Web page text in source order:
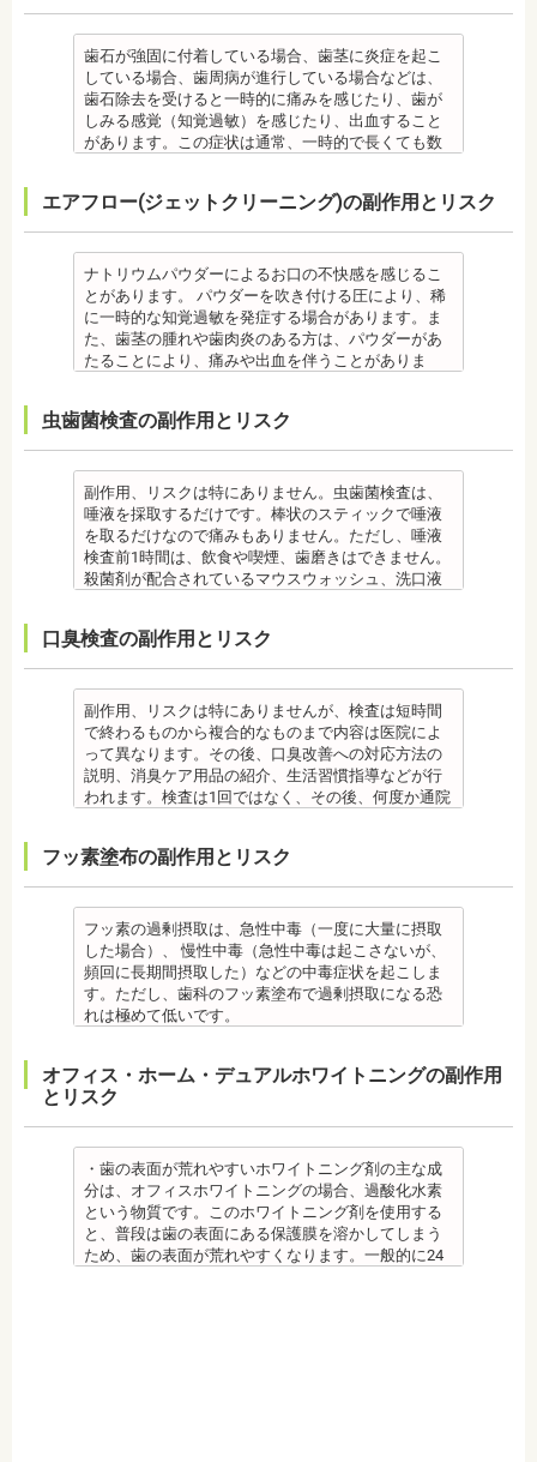
事
周病の予防にはなりません。
毎日のブラッシングなどは継続して行う必要があり
ます。 備考 自宅で、歯磨きをしていても、落とすこ
との出来ない汚れや、歯石の元となる歯垢・バイオ
フィルムを歯科で専門の機器・技術によって除去す
る技術です。
クリーニング後にフッ素塗布を行えば、より虫歯予
【プロフィール】
新潟大学医歯学総合病院にて研修
都内歯科医院にて勤務
歯石が強固に付着している場合、歯茎に炎症を起こ
している場合、歯周病が進行している場合などは、
歯石除去を受けると一時的に痛みを感じたり、歯が
しみる感覚（知覚過敏）を感じたり、出血すること
があります。この症状は通常、一時的で長くても数
鳴り響きます。機器は歯石が多い人、広範囲に歯石
が付いている人に使われるのですが、高音が苦手な
人は音を我慢する必要があります。 備考 歯石とは、
歯垢が石のように固くなって歯と歯の間や歯の表
面、歯茎と歯の隙間などにこびりついたものです。
唾液腺開口部の近くにある歯に特に着きやすく、具
体的には「下の前歯の裏側」や「上の奥歯の外側」
によく見られます。 歯石になると自宅でのブラッシ
石の前段階です。歯垢の段階であれば歯ブラシで簡
が経過すると歯石になって歯周病を進行させてしま
います。歯科での歯石除去は、専門の機器を使用
し、歯石を取り除くことができます。
歯石を取り除けば、歯周病の治療となり歯のぐらつ
き、歯茎の出血、口臭などが改善できます。
監修医情報 菊地由利佳先生
【プロフィール】
新潟大学医歯学総合病院にて研修 都内歯科医院にて
エアフロー(ジェットクリーニング)の副作用とリスク
ナトリウムパウダーによるお口の不快感を感じるこ
とがあります。 パウダーを吹き付ける圧により、稀
に一時的な知覚過敏を発症する場合があります。ま
た、歯茎の腫れや歯肉炎のある方は、パウダーがあ
たることにより、痛みや出血を伴うことがありま
きれない場合があります。
また、エアフローは外来性の着色は落としますが、
本来の歯の色自体は白くできません。歯自体を白く
したい場合にはホワイトニングが有効です。 着色汚
れはエアフロー後に再付着することもあります。継
続的効果を得るには、定期的な施術が必要です。
エアフローは、着色を落とす審美目的として行われ
るため、健康保険の適用外となり自由診療となりま
フローを受けられない人もいます。
エアフローは、歯面清掃を行う機器です。細かなパ
ウダー粒子をジェット噴射で歯に吹き付け、歯にこ
びりついた汚れを落とすことができます。 歯科で主
に歯の着色やタバコのヤニ除去の用途として使われ
ていますが、歯周ポケット内の歯周病の細菌除去に
も効果があります。
監修医情報 菊地由利佳先生
日本歯科大学新潟生命歯学部卒業
虫歯菌検査の副作用とリスク
副作用、リスクは特にありません。虫歯菌検査は、
唾液を採取するだけです。棒状のスティックで唾液
を取るだけなので痛みもありません。ただし、唾液
検査前1時間は、飲食や喫煙、歯磨きはできません。
殺菌剤が配合されているマウスウォッシュ、洗口液
また検査1ヶ月以内に抗生物質を使用している場合も
正確な結果が出ないことがあるので時期を延ばす場
合もあります。健康保険の適用外となり自由診療と
なります。
備考
ご自身の唾液の量、性質、虫歯の原因菌の量を知
り、虫歯予防とセルフケア強化を目的とした検査で
す。
になる程歯が溶けやすい）
た、よく噛んでいるか、甘いものを摂る頻度なども
同時に確認します。
監修医情報 菊地由利佳先生
【プロフィール】
日本歯科大学新潟生命歯学部卒業
新潟大学医歯学総合病院にて研修
都内歯科医院にて勤務
口臭検査の副作用とリスク
副作用、リスクは特にありませんが、検査は短時間
で終わるものから複合的なものまで内容は医院によ
って異なります。その後、口臭改善への対応方法の
説明、消臭ケア用品の紹介、生活習慣指導などが行
われます。検査は1回ではなく、その後、何度か通院
備考
口臭は、体調や病気と関わりがあることも多く、口
臭で悩んでいる場合はその関連性も合わせて検査が
必要です。また、よく食べる食べ物、ブラッシング
不足、喫煙や飲酒などが影響する場合もあるので、
原因がわかれば口臭軽減に向けて指導が行われま
す。
監修医情報 菊地由利佳先生
新潟大学医歯学総合病院にて研修
都内歯科医院にて勤務
フッ素塗布の副作用とリスク
フッ素の過剰摂取は、急性中毒（一度に大量に摂取
した場合）、 慢性中毒（急性中毒は起こさないが、
頻回に長期間摂取した）などの中毒症状を起こしま
す。ただし、歯科のフッ素塗布で過剰摂取になる恐
れは極めて低いです。
（過剰摂取）推定中毒量は、5歳児（体重18Kg）が
週5回法のフッ化物洗口液（0.05％フッ化ナトリウム
溶液）を40人分一度に飲んだ場合に到達（厚生労働
省 フッ化物の急性中毒量 e-ヘルスネット）
また、フッ素を塗った場合でも、ブラッシング不足
や磨き残しがあれば虫歯はできてしまいます。フッ
素は虫歯ができにくくなるだけで、通常の歯ブラ
シ、歯間掃除などは必要です。
備考 フッ素を塗布して、歯をコーティングし虫歯に
オフィス・ホーム・デュアルホワイトニングの副作用
とリスク
・歯の表面が荒れやすいホワイトニング剤の主な成
分は、オフィスホワイトニングの場合、過酸化水素
という物質です。このホワイトニング剤を使用する
と、普段は歯の表面にある保護膜を溶かしてしまう
ため、歯の表面が荒れやすくなります。一般的に24